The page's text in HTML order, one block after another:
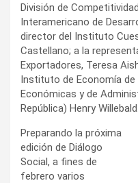
División de
Interamericano de
director del Instituto
Castellano; a la
Exportadores, Teresa
Instituto de Economía de
Económicas y de
República) Henry Willebald.
Preparando la próxima
edición de Diálogo
Social, a fines de
febrero varios